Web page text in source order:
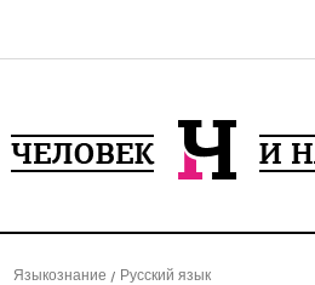
Языкознание Русский язык